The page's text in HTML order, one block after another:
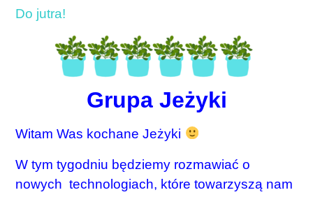
Do jutra!
Grupa Jeżyki
Witam Was kochane Jeżyki
W tym tygodniu będziemy rozmawiać o
nowych technologiach, które towarzyszą nam